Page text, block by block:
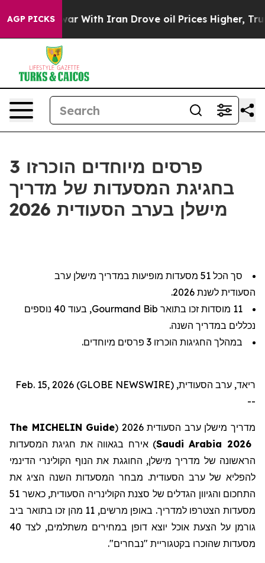
AGP PICKS
As war With Iran Drove oil Prices Higher, Trump
3 פרסים מיוחדים הוכרזו
בחגיגת המסעדות של מדריך
מישלן בערב הסעודית 2026
סך הכל מסעדות מופיעות במדריך מישלן ערב
הסעודית לשנת
.
11 מוסדות זכו בתואר Bib
Gourmand
, בעוד
נוספים
נכללים במדריך השנה.
במהלך החגיגות הוכרזו פרסים מיוחדים.
ריאד, ערב הסעודית, Feb. 15, 2026 (GLOBE NEWSWIRE)
--
מדריך מישלן ערב הסעודית 2026 (
The MICHELIN Guide
Saudi Arabia 2026) אירח בגאווה את חגיגת המסעדות
הראשונה של מדריך מישלן, החוגגת את הנוף הקולינרי הדינמי
להפליא שלערב הסעודית. מבחר המסעדות השנה הציג את
התחכום והגיוון הגדלים של סצנת הקולינריה הסעודית, כאשר 51
מסעדות הצטרפו
למדריך. באופן מרשים, 11 מהן זכו בתואר ביב
גורמן על הצעת אוכל יוצא דופן במחירים משתלמים, לצד 40
מסעדות שהוכרו בקטגוריית "נבחרים".